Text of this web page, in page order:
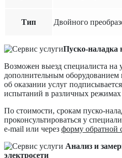
Тип Двойного
Пуско-наладка
Возможен выезд специалиста на
дополнительным оборудованием
об оказании услуг
испытаний в различных режимах
По стоимости, срокам пуско-
проконсультироваться у
e-mail или через форму обратной
Анализ и
электросети